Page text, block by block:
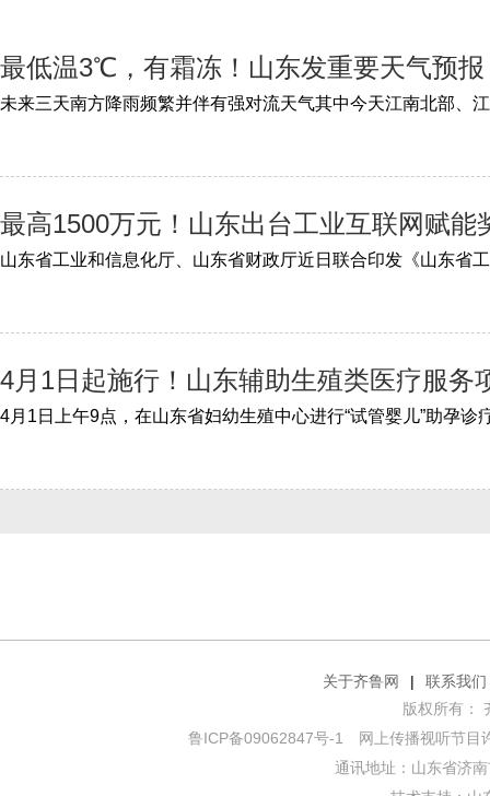
最低温3℃，有霜冻！山东发重要天气预
最高1500万元！山东出台工业互联网赋能
4月1日起施行！山东辅助生殖类医疗服务
关于齐鲁网 |
联系我们
版权所有：
鲁ICP备09062847号-1
网上传播视听节目
通讯地址：山东省济